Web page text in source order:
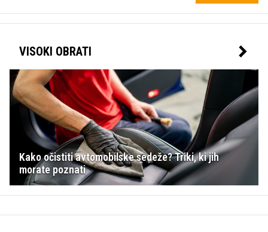
VISOKI OBRATI
Kako očistiti avtomobilske sedeže? Triki, ki jih
morate poznati